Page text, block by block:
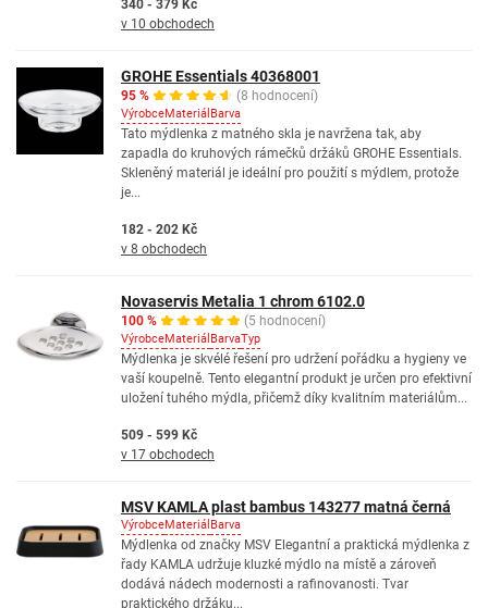
340 - 379 Kč
v 10 obchodech
GROHE Essentials 40368001
95 % (8 hodnocení)
VýrobceMateriál Barva
Tato mýdlenka z matného skla je navržena tak, aby
zapadla do kruhových rámečků držáků GROHE Essentials.
Skleněný materiál je ideální pro použití s mýdlem, protože
je...
182 - 202 Kč
v 8 obchodech
Novaservis Metalia 1 chrom 6102.0
100 % (5 hodnocení)
VýrobceMateriál BarvaTyp
Mýdlenka je skvélé řešení pro udržení pořádku a hygieny ve
vaší koupelně. Tento elegantní produkt je určen pro efektivní
uložení tuhého mýdla, přičemž díky kvalitním materiálům...
509 - 599 Kč
v 17 obchodech
MSV KAMLA plast bambus 143277 matná černá
VýrobceMateriál Barva
Mýdlenka od značky MSV Elegantní a praktická mýdlenka z
řady KAMLA udržuje kluzké mýdlo na místě a zároveň
dodává nádech modernosti a rafinovanosti. Tvar
praktického držáku...